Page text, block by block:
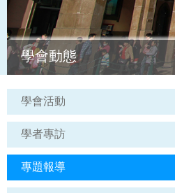
學會動態
學會活動
學者專訪
專題報導